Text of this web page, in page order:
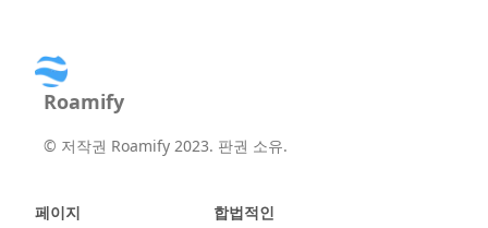
Roamify
© 저작권 Roamify 2023. 판권 소유.
페이지
합법적인